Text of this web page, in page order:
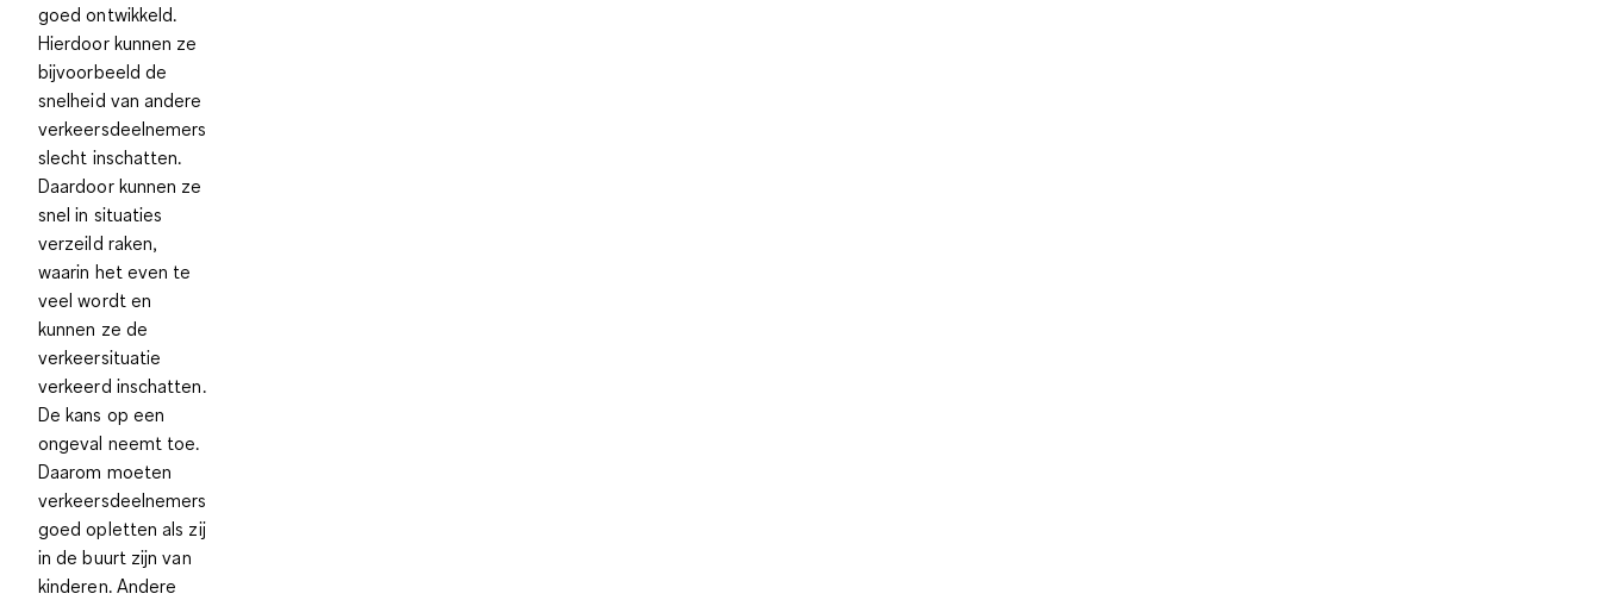
goed ontwikkeld.
Hierdoor kunnen ze
bijvoorbeeld de
snelheid van andere
verkeersdeelnemers
slecht inschatten.
Daardoor kunnen ze
snel in situaties
verzeild raken,
waarin het even te
veel wordt en
kunnen ze de
verkeersituatie
verkeerd inschatten.
De kans op een
ongeval neemt toe.
Daarom moeten
verkeersdeelnemers
goed opletten als zij
in de buurt zijn van
kinderen. Andere